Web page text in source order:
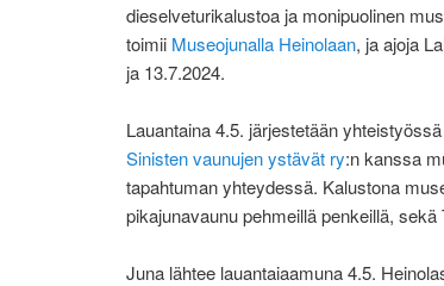
dieselveturikalustoa ja monipuolinen
toimii Museojunalla Heinolaan, ja ajoja
ja 13.7.2024.
Lauantaina 4.5. järjestetään yhteistyössä
Sinisten vaunujen ystävät ry:n kanssa
tapahtuman yhteydessä. Kalustona
pikajunavaunu pehmeillä penkeillä,
Juna lähtee lauantaiaamuna 4.5.